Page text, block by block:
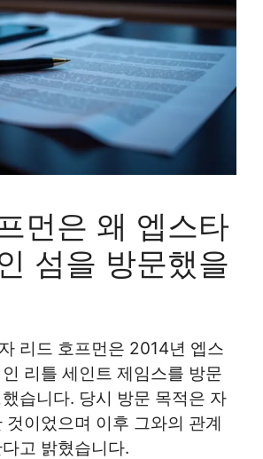
먼은 왜 엡스타
섬을 방문했을
리드 호프먼은 2014년 엡스
리틀 세인트 제임스를 방문
습니다. 당시 방문 목적은 자
것이었으며 이후 그와의 관계
고 밝혔습니다.